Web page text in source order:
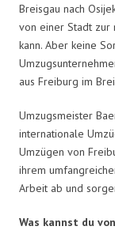
Breisgau nach
von einer Stadt zur
kann. Aber keine
aus Freiburg im
Umzugsmeister
internationale
Umzügen von
ihrem
Arbeit ab und
Was kannst du